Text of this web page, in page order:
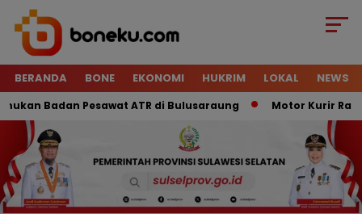
BERANDA BONE EKONOMI HUKRIM LOKAL NEWS
Badan Pesawat ATR di Bulusaraung Motor Kurir Raib